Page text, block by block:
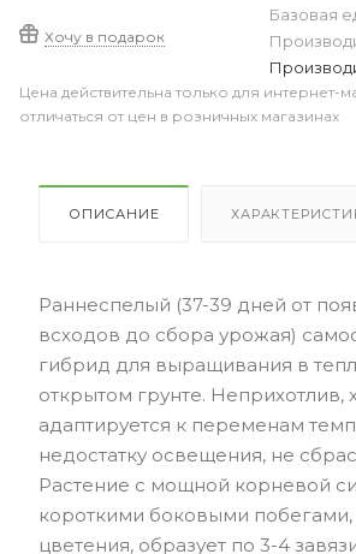
Хочу в подарок
Базовая
Цена действительна только для интернет-
отличаться от цен в розничных магазинах
ОПИСАНИЕ
Раннеспелый (37-39 дней от
всходов до сбора урожая)
гибрид для выращивания в
открытом грунте. Неприхотлив,
адаптируется к переменам
недостатку освещения, не
Растение с мощной корневой
короткими боковыми побегами,
цветения, образует по 3-4